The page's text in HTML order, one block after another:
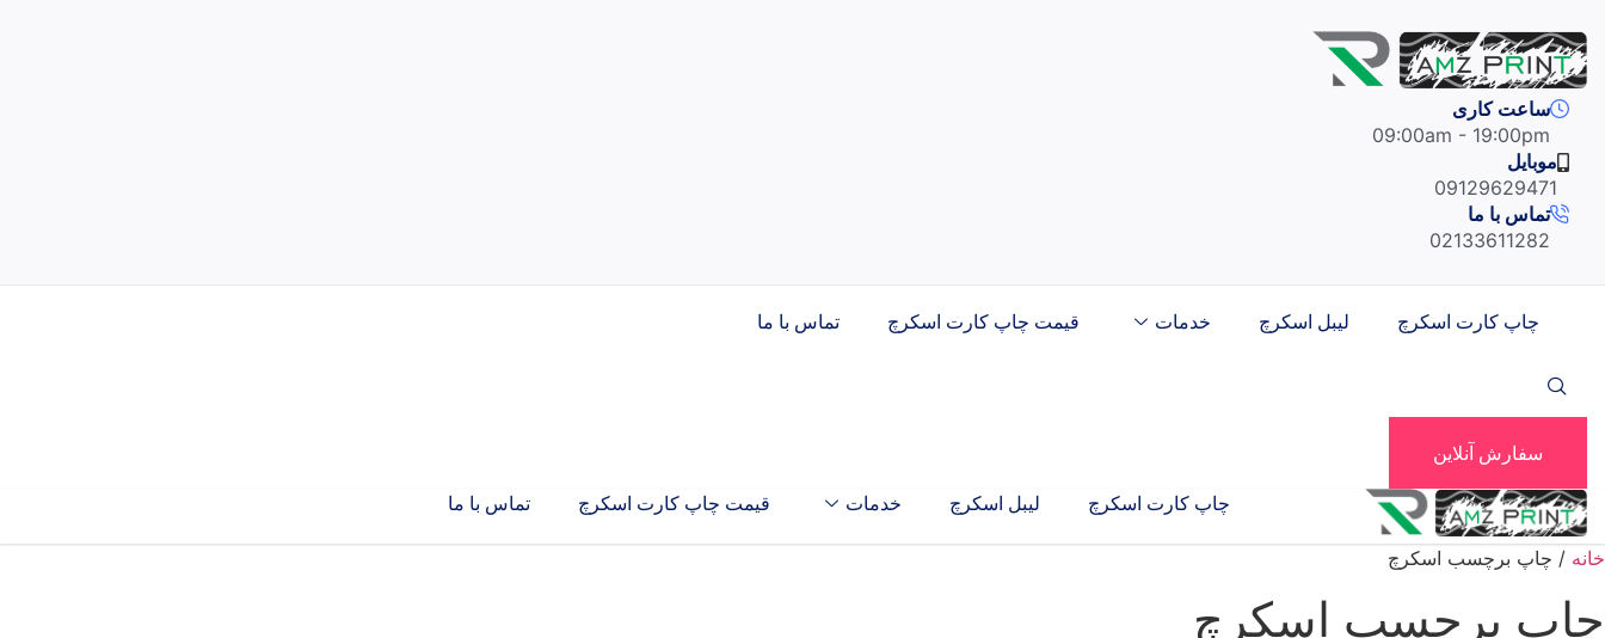
to
content
ساعت کاری
09:00am - 19:00pm
موبایل
09129629471
تماس با ما
02133611282
چاپ کارت اسکرچ لیبل اسکرچ خدمات قیمت چاپ کارت اسکرچ تماس با ما
سفارش آنلاین
چاپ کارت اسکرچ لیبل اسکرچ خدمات قیمت چاپ کارت اسکرچ تماس با ما
خانه / چاپ برچسب اسکرچ
چاپ برچسب اسکرچ